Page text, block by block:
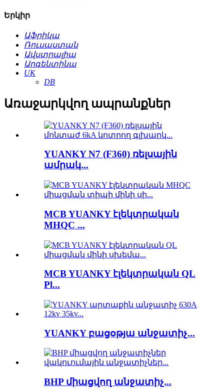
Երկիր
Աֆրիկա
Ռուսաստան
Ավստրալիա
Արգենտինա
UK
DB
Առաջարկվող ապրանքներ
YUANKY N7 (F360) ռելսային
ամրակ...
MCB YUANKY էլեկտրական
MHQC ...
MCB YUANKY էլեկտրական QL
Pl...
YUANKY բացօթյա անջատիչ...
BHP միացվող անջատիչ...